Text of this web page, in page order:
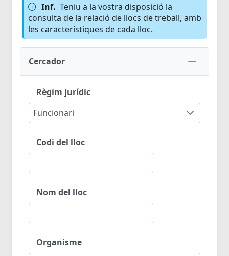
Inf. Teniu a la vostra disposició la
consulta de la relació de llocs de treball, amb
les característiques de cada lloc.
Cercador
Règim jurídic
Funcionari
Codi del lloc
Nom del lloc
Organisme